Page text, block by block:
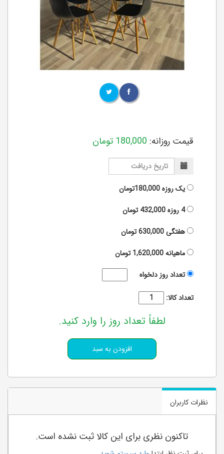
قیمت روزانه: 180,000 تومان
یک روزه180,000تومان
4 روزه
432,000تومان
هفتگی630,000تومان
ماهیانه1,620,000تومان
تعداد روز دلخواه
تعداد کالا:
لطفاً تعداد روز را وارد کنید.
نظرات کاربران
تاکنون نظری برای این کالا ثبت نشده است.